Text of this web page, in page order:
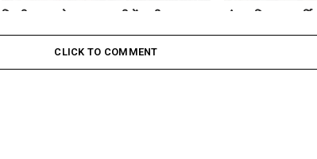
दिल्ली ब्लास्ट के बाद वाराणसी में कड़ी सुरक्षा:
काशी विश्वनाथ धाम से कैंट स्टेशन तक अलर्ट
लंका पुलिस का
अभियान, नूरी और
CLICK TO COMMENT